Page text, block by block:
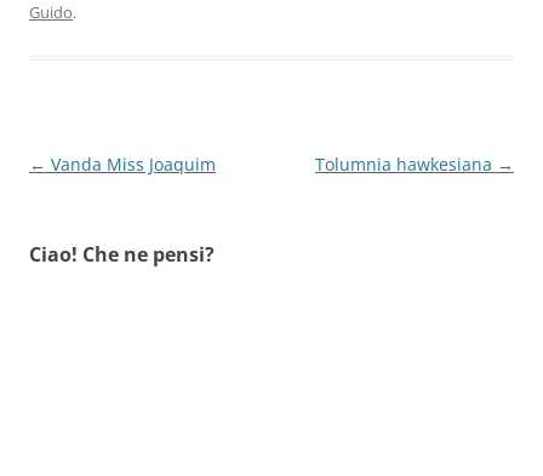
Guido.
Navigazione
← Vanda Miss Joaquim Tolumnia hawkesiana →
Ciao! Che ne pensi?